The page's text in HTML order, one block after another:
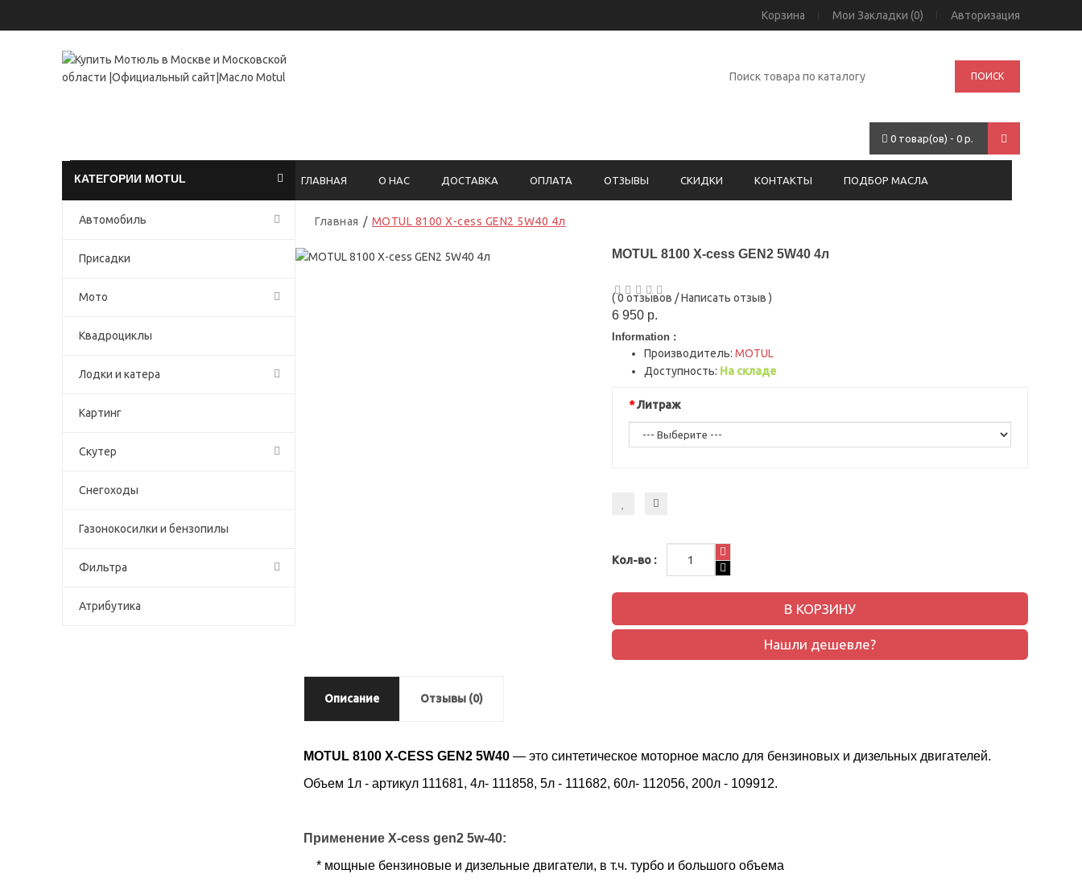
Корзина Мои Закладки (0) Авторизация
ПОИСК
0 товар(ов) - 0 р.
ГЛАВНАЯ О НАС ДОСТАВКА ОПЛАТА ОТЗЫВЫ СКИДКИ КОНТАКТЫ ПОДБОР МАСЛА
Главная MOTUL 8100 X-cess GEN2 5W40 4л
КАТЕГОРИИ MOTUL
Автомобиль
Присадки
Мото
Квадроциклы
Лодки и катера
Картинг
Скутер
Снегоходы
Газонокосилки и бензопилы
Фильтра
Атрибутика
MOTUL 8100 X-cess GEN2 5W40 4л
(0 отзывов /Написать отзыв )
6 950 р.
Information :
Производитель:MOTUL
Доступность: На складе
Литраж
Кол-во :
В КОРЗИНУ
Нашли дешевле?
Описание Отзывы (0)
MOTUL 8100 X-CESS GEN2 5W40 — это синтетическое моторное масло для бензиновых и дизельных двигателей.
Объем 1л - артикул 111681, 4л- 111858, 5л - 111682, 60л- 112056, 200л - 109912.
Применение X-cess gen2 5w-40:
* мощные бензиновые и дизельные двигатели, в т.ч. турбо и большого объема